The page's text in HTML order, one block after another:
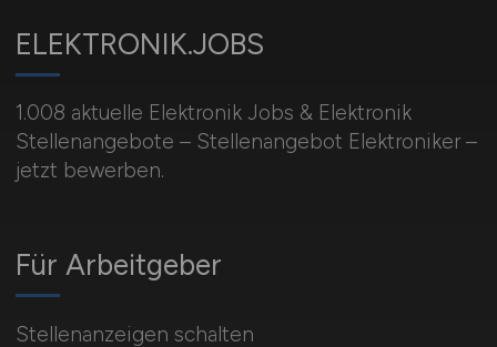
ELEKTRONIK.JOBS
1.008 aktuelle Elektronik Jobs & Elektronik
Stellenangebote – Stellenangebot Elektroniker –
jetzt bewerben.
Für Arbeitgeber
Stellenanzeigen schalten